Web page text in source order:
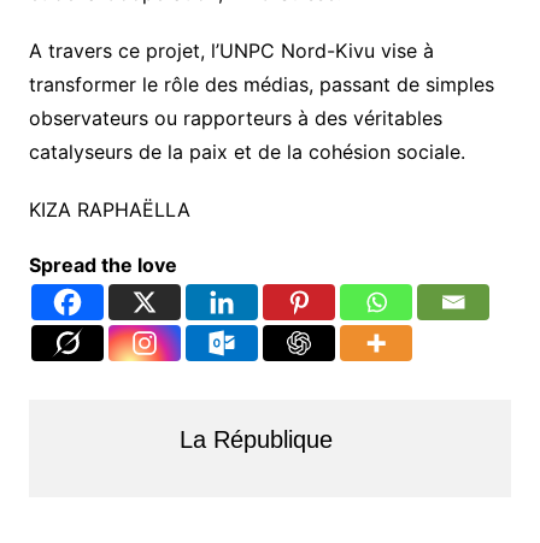
A travers ce projet, l’UNPC Nord-Kivu vise à
transformer le rôle des médias, passant de simples
observateurs ou rapporteurs à des véritables
catalyseurs de la paix et de la cohésion sociale.
KIZA RAPHAËLLA
Spread the love
La République